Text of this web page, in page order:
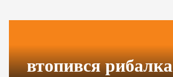
втопився рибалка